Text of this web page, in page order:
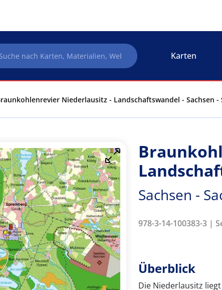
Karten
Niederlausitz - Landschaftswandel - Sachsen -
Sachsen -
978-3-14-100383-3 |
Überblick
Die Niederlausitz